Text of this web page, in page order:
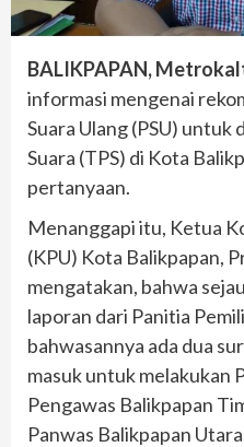
BALIKPAPAN,
informasi mengenai
Suara Ulang (PSU)
Suara (TPS) di Kota
pertanyaan.
Menanggapi itu, Ketua
(KPU) Kota Balikpapan,
mengatakan, bahwa
laporan dari Panitia
bahwasannya ada dua
masuk untuk melakukan
Pengawas Balikpapan
Panwas Balikpapan